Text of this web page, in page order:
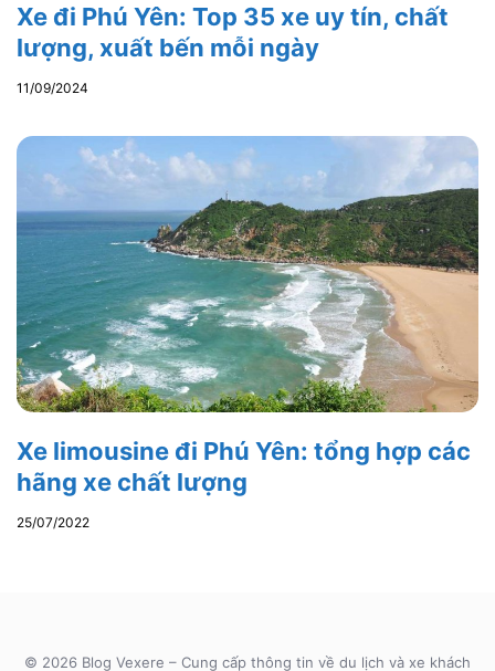
Xe đi Phú Yên: Top 35 xe uy tín, chất
lượng, xuất bến mỗi ngày
11/09/2024
Xe limousine đi Phú Yên: tổng hợp các
hãng xe chất lượng
25/07/2022
© 2026 Blog Vexere – Cung cấp thông tin về du lịch và xe khách